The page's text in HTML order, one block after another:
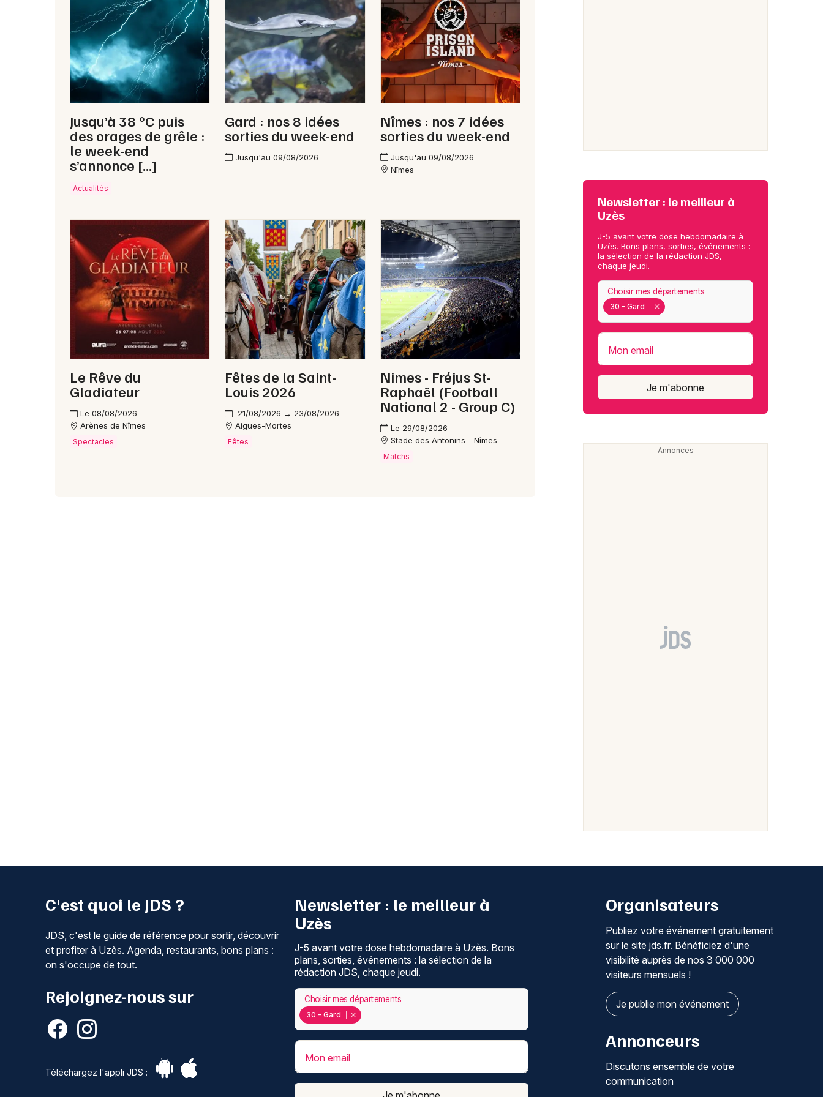
Aquatique nautique en Occitanie
Newsletter des sorties
Actus à Uzès
Magazine à Uzès
30 - Gard
Choisir mes départements
Mon email
Je m'abonne
Jusqu’à 38 °C puis
des orages de grêle :
le week-end
s’annonce […]
Actualités
Gard : nos 8 idées
sorties du week-end
Jusqu'au 09/08/2026
Nîmes : nos 7 idées
sorties du week-end
Jusqu'au 09/08/2026
Nîmes
Le Rêve du
Gladiateur
Le 08/08/2026
Arènes de Nîmes
Spectacles
Fêtes de la Saint-
Louis 2026
21/08/2026 → 23/08/2026
Aigues-Mortes
Fêtes
Nimes - Fréjus St-
Raphaël (Football
National 2 - Group C)
Le 29/08/2026
Stade des Antonins - Nîmes
Matchs
Newsletter : le meilleur à
Uzès
J-5 avant votre dose hebdomadaire à
Uzès. Bons plans, sorties, événements :
la sélection de la rédaction JDS,
chaque jeudi.
30 - Gard
Choisir mes départements
Mon email
Je m'abonne
C'est quoi le JDS ?
JDS, c'est le guide de référence pour sortir, découvrir
et profiter à Uzès. Agenda, restaurants, bons plans :
on s'occupe de tout.
Rejoignez-nous sur
Téléchargez l'appli JDS :
Newsletter : le meilleur à
Uzès
J-5 avant votre dose hebdomadaire à Uzès. Bons
plans, sorties, événements : la sélection de la
rédaction JDS, chaque jeudi.
30 - Gard
Choisir mes départements
Mon email
Organisateurs
Publiez votre événement gratuitement
sur le site jds.fr. Bénéficiez d'une
visibilité auprès de nos 3 000 000
visiteurs mensuels !
Je publie mon événement
Annonceurs
Discutons ensemble de votre
communication